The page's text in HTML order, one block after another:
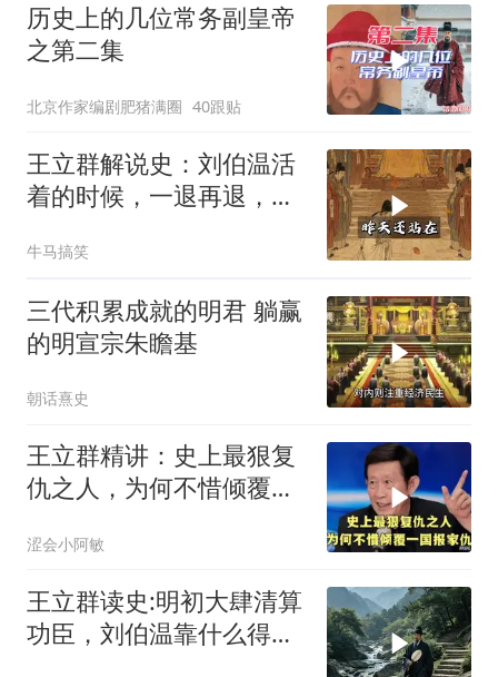
历史上的几位常务副皇帝
之第二集
北京作家编剧肥猪满圈 40跟贴
王立群解说史：刘伯温活
着的时候，一退再退，生
牛马搞笑
三代积累成就的明君 躺赢
的明宣宗朱瞻基
朝话熹史
王立群精讲：史上最狠复
仇之人，为何不惜倾覆一
涩会小阿敏
王立群读史:明初大肆清算
功臣，刘伯温靠什么得以